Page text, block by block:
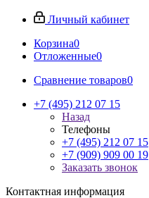
Личный кабинет
Корзина0
Отложенные0
Сравнение товаров0
+7 (495) 212 07 15
Назад
Телефоны
+7 (495) 212 07 15
+7 (909) 909 00 19
Заказать звонок
Контактная информация